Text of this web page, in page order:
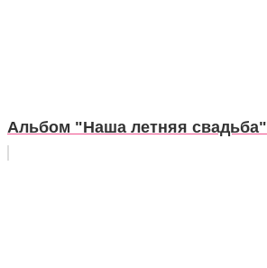
Альбом "Наша летняя свадьба"